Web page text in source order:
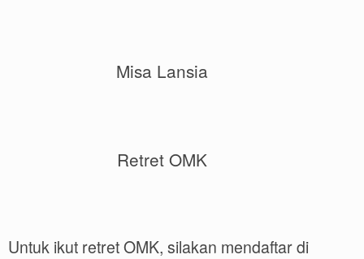
Misa Lansia
Retret OMK
Untuk ikut retret OMK, silakan mendaftar di